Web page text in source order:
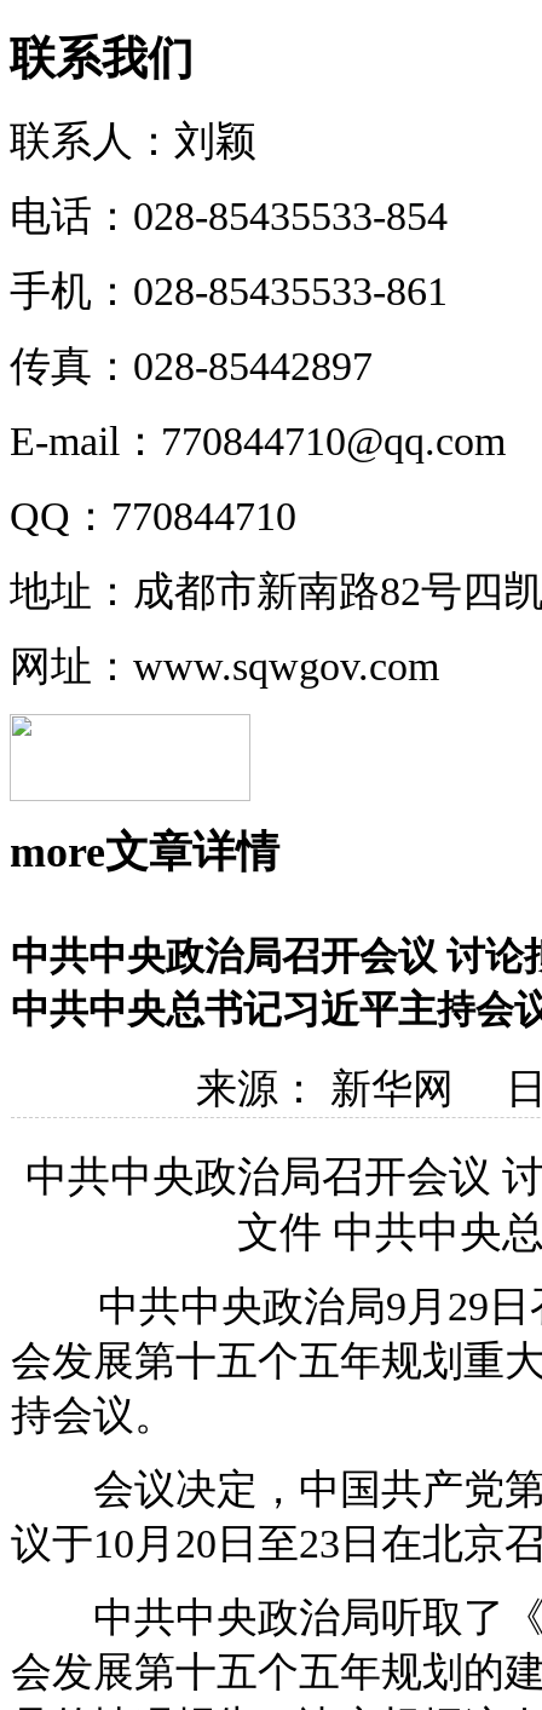
联系我们
联系人：刘颖
电话：028-85435533-854
手机：028-85435533-861
传真：028-85442897
E-mail：770844710@qq.com
QQ：770844710
地址：成都市新南路82号四
网址：www.sqwgov.com
more文章详情
中共中央政治局召开会议 讨
中共中央总书记习近平主持会
来源： 新华网
中共中央政治局召开会议
文件 中共中央
中共中央政治局9月29日
会发展第十五个五年规划重
持会议。
会议决定，中国共产党第
议于10月20日至23日在北京
中共中央政治局听取了《
会发展第十五个五年规划的